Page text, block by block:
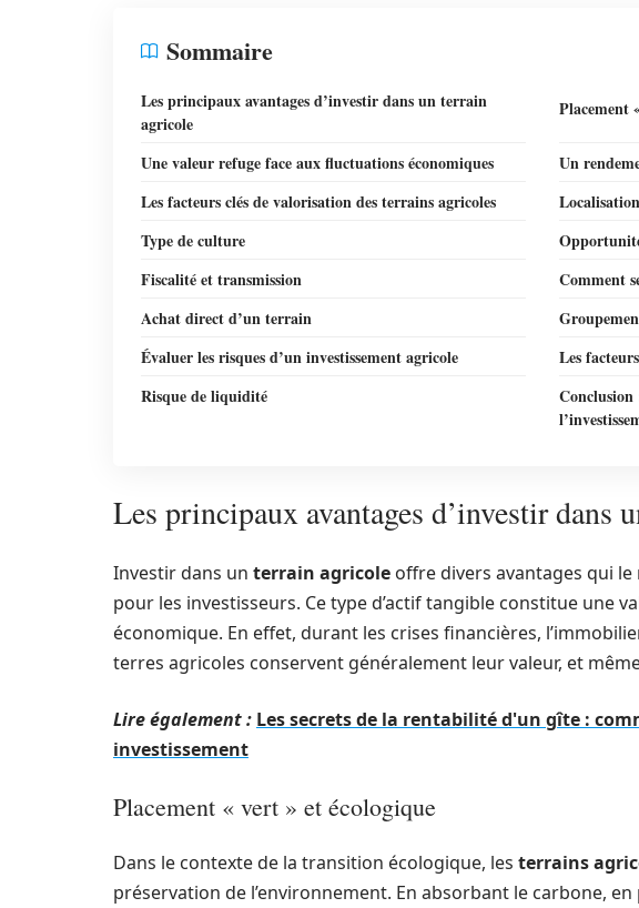
Sommaire
Les principaux avantages d’investir dans un terrain
agricole
Placement
Une valeur refuge face aux fluctuations économiques
Un
Les facteurs clés de valorisation des terrains agricoles
Type de culture
Fiscalité et transmission
Comment
Achat direct d’un terrain
Évaluer les risques d’un investissement agricole
Les
Risque de liquidité
Les principaux avantages d’investir dans
Investir dans un terrain agricole offre divers avantages qui
pour les investisseurs. Ce type d’actif tangible constitue une
économique. En effet, durant les crises financières,
terres agricoles conservent généralement leur valeur, et
Lire également : Les secrets de la rentabilité d'un gîte :
investissement
Placement « vert » et écologique
Dans le contexte de la transition écologique, les terrains
préservation de l’environnement. En absorbant le carbone,